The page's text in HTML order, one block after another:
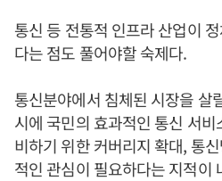
통신 등 전통적 인프라 산업이
다는 점도 풀어야할 숙제다.
통신분야에서 침체된 시장을 살
시에 국민의 효과적인 통신 서
비하기 위한 커버리지 확대, 통
적인 관심이 필요하다는 지적이